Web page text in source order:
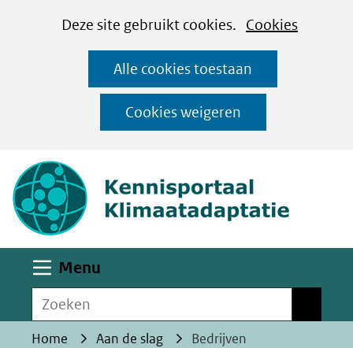
CookiesDeze site gebruikt cookies. Cookies
op
deze
website
worden
toegestaan
geweigerd.
Alle cookies toestaan
Cookies weigeren
Ga
naar
de
inhoud
Menu
Zoeken
Home Aan de slag Bedrijven